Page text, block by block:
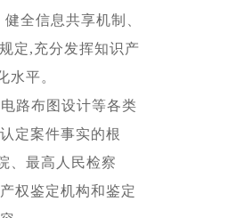
全信息共享机制、
定,充分发挥知识产
水平。
路布图设计等各类
定案件事实的根
、最高人民检察
权鉴定机构和鉴定